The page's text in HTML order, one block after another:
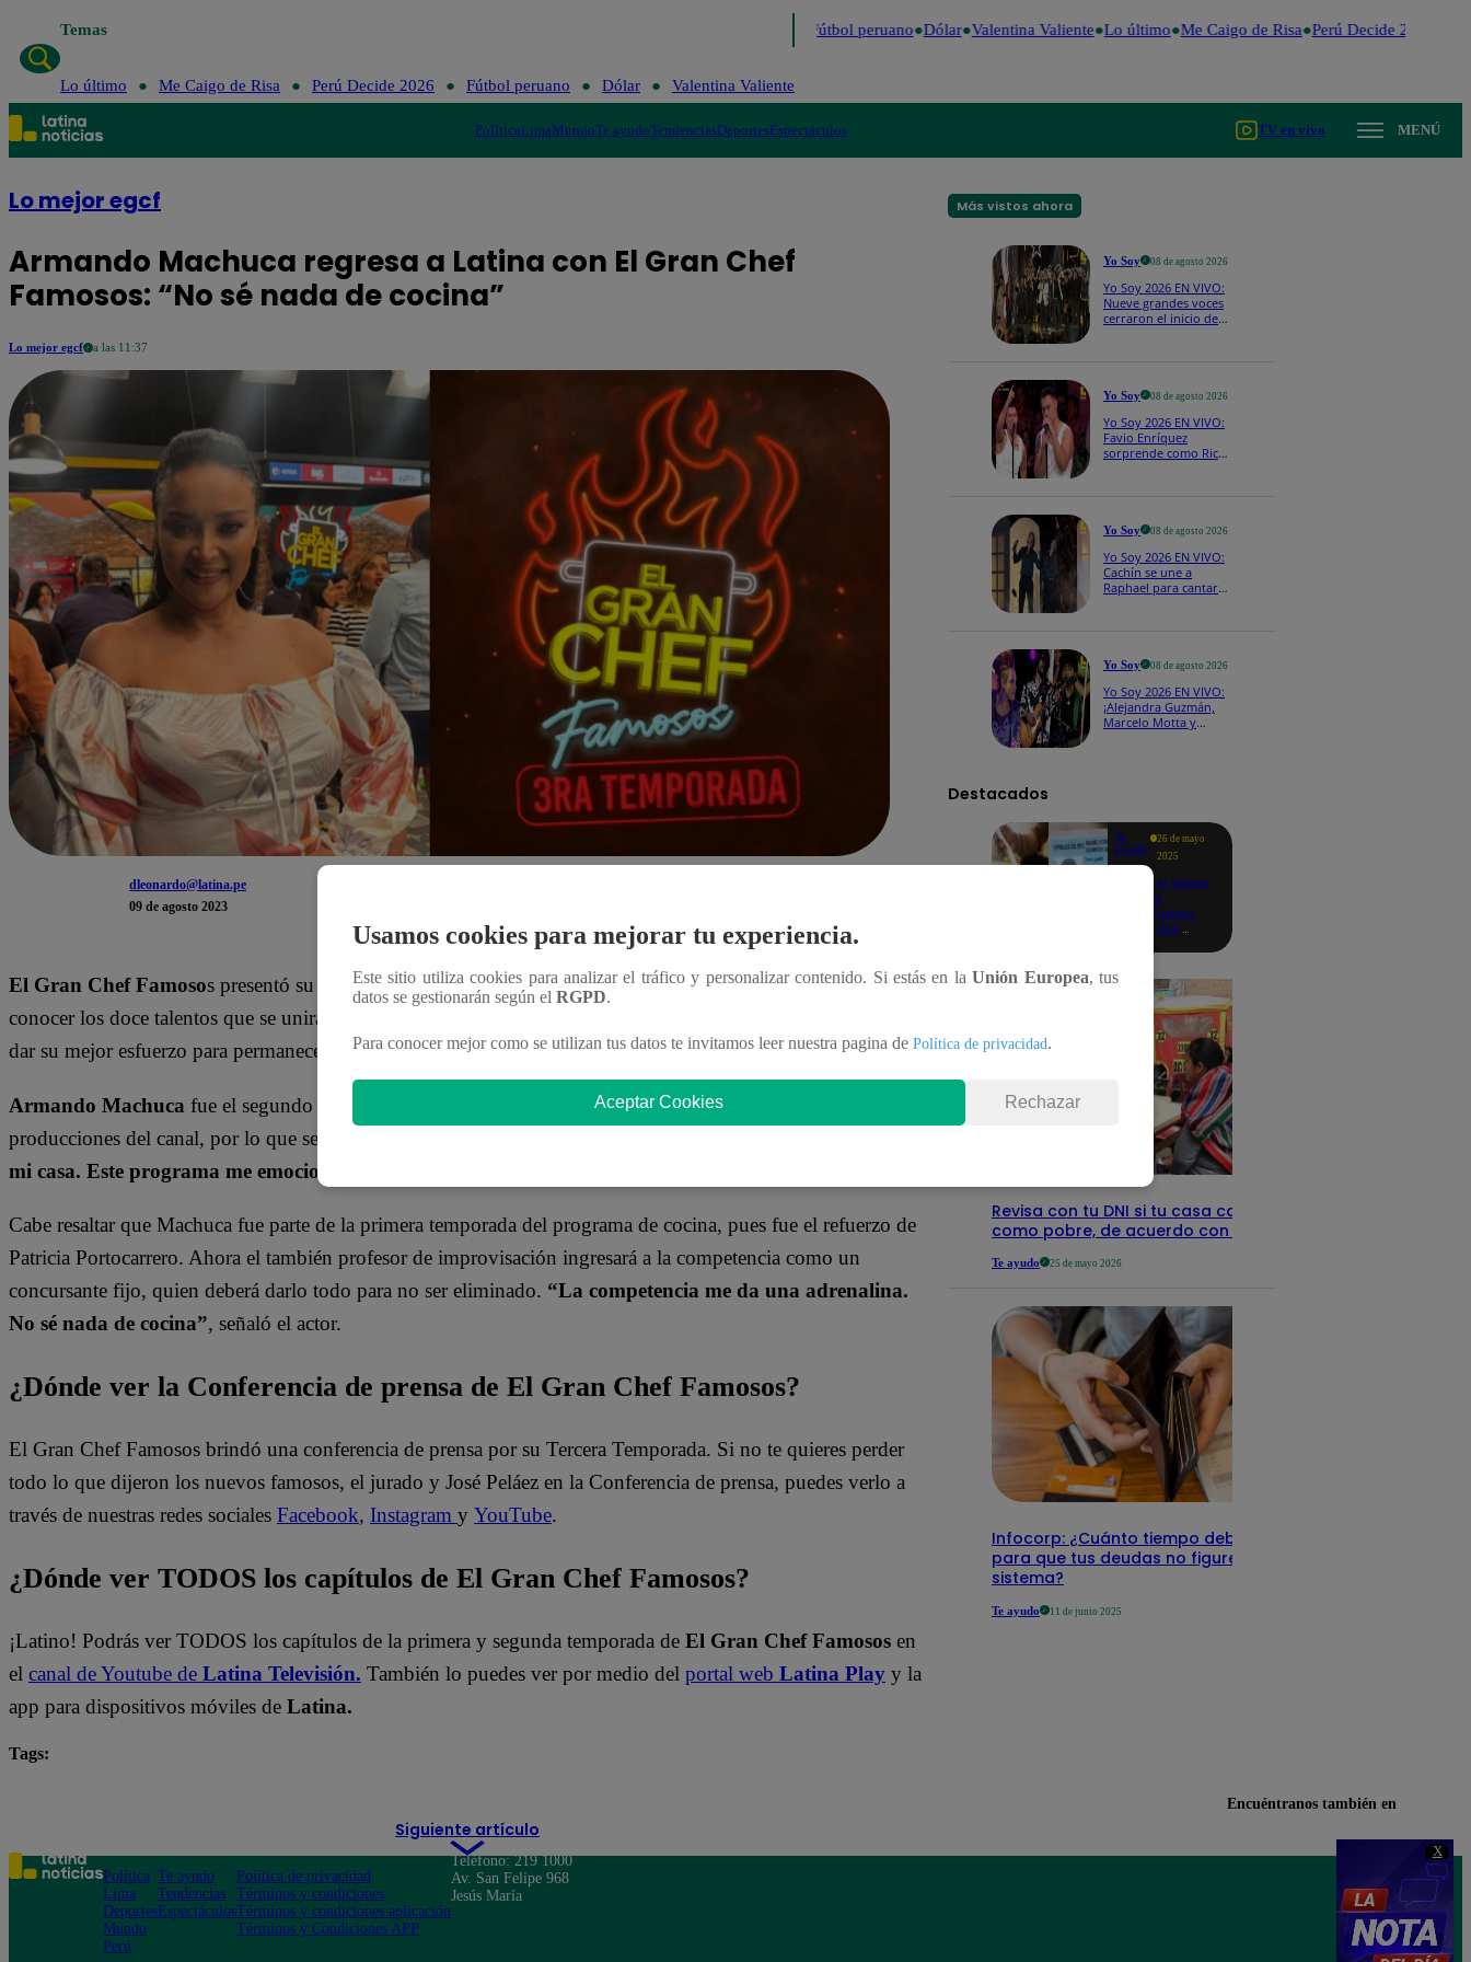
X
Temas Fútbol peruano Dólar Valentina Valiente Lo último Me Caigo de Risa Perú Decide 2026
Lo último Me Caigo de Risa Perú Decide 2026 Fútbol peruano Dólar Valentina Valiente
PolíticaLimaMundoTe ayudoTendenciasDeportesEspectáculos TV en vivo MENÚ
Lo mejor egcf
Armando Machuca regresa a Latina con El Gran Chef
Famosos: “No sé nada de cocina”
Lo mejor egcf a las 11:37
dleonardo@latina.pe
09 de agosto 2023
El Gran Chef Famosos presentó su Tercera Temporadaen una conferencia de prensa. El programa dio a
conocer los doce talentos que se unirán a la cocina, quienes serán todo un reto para los jurados. Ellos deberán
dar su mejor esfuerzo para permanecer en competencia.
Armando Machuca fue el segundo participante en ser presentado. El actor ya ha sido parte de algunas
producciones del canal, por lo que se siente agradecido por haber sido convocado nuevamente.
mi casa. Este programa me emociona”
Cabe resaltar que Machuca fue parte de la primera temporada del programa de cocina, pues fue el refuerzo de
Patricia Portocarrero. Ahora el también profesor de improvisación ingresará a la competencia como un
concursante fijo, quien deberá darlo todo para no ser eliminado. “La competencia me da una adrenalina.
No sé nada de cocina”, señaló el actor.
¿Dónde ver la Conferencia de prensa de El Gran Chef Famosos?
El Gran Chef Famosos brindó una conferencia de prensa por su Tercera Temporada. Si no te quieres perder
todo lo que dijeron los nuevos famosos, el jurado y José Peláez en la Conferencia de prensa, puedes verlo a
través de nuestras redes sociales Facebook, Instagram y YouTube.
¿Dónde ver TODOS los capítulos de El Gran Chef Famosos?
¡Latino! Podrás ver TODOS los capítulos de la primera y segunda temporada de El Gran Chef Famosos en
el canal de Youtube de Latina Televisión. También lo puedes ver por medio del portal web Latina Play y la
app para dispositivos móviles de Latina.
Tags:
Siguiente artículo
Más vistos ahora
Yo Soy 08 de agosto 2026
Yo Soy 2026 EN VIVO:
Nueve grandes voces
cerraron el inicio de
Yo Soy 08 de agosto 2026
Yo Soy 2026 EN VIVO:
Favio Enríquez
sorprende como Ricky
Yo Soy 08 de agosto 2026
Yo Soy 2026 EN VIVO:
Cachín se une a
Raphael para cantar
Yo Soy 08 de agosto 2026
Yo Soy 2026 EN VIVO:
¡Alejandra Guzmán,
Marcelo Motta y
Destacados
Te
ayudo
26 de mayo
2025
Revisa si tienes
deudas
consultando
con tu DNI:
Revisa con tu DNI si tu casa califica
como pobre, de acuerdo con el Sisfoh
Te ayudo 25 de mayo 2026
Infocorp: ¿Cuánto tiempo debe pasar
para que tus deudas no figuren en su
sistema?
Te ayudo 11 de junio 2025
Usamos cookies para mejorar tu experiencia.
Este sitio utiliza cookies para analizar el tráfico y personalizar contenido. Si estás en laUnión Europea, tus
datos se gestionarán según el RGPD.
Para conocer mejor como se utilizan tus datos te invitamos leer nuestra pagina de Política de privacidad.
Aceptar Cookies Rechazar
Encuéntranos también en
Política
Lima
Deportes
Mundo
Perú
Te ayudo
Tendencias
Espectáculos
Política de privacidad
Términos y condiciones
Términos y condiciones aplicación
Términos y Condiciones APP
Teléfono: 219 1000
Av. San Felipe 968
Jesús María